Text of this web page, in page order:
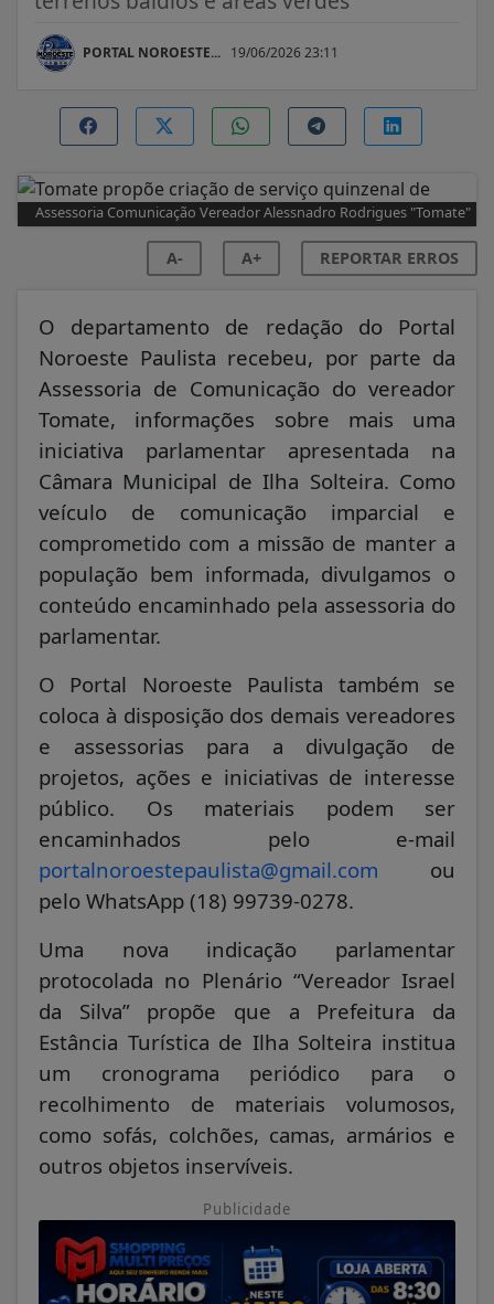
PORTAL NOROESTE... 19/06/2026 23:11
Assessoria Comunicação Vereador Alessnadro Rodrigues "Tomate"
A- A+ REPORTAR ERROS
O departamento de redação do Portal
Noroeste Paulista recebeu, por parte da
Assessoria de Comunicação do vereador
Tomate, informações sobre mais uma
iniciativa parlamentar apresentada na
Câmara Municipal de Ilha Solteira. Como
veículo de comunicação imparcial e
comprometido com a missão de manter a
população bem informada, divulgamos o
conteúdo encaminhado pela assessoria do
parlamentar.
O Portal Noroeste Paulista também se
coloca à disposição dos demais vereadores
e assessorias para a divulgação de
projetos, ações e iniciativas de interesse
público. Os materiais podem ser
encaminhados pelo e-mail
portalnoroestepaulista@gmail.com ou
pelo WhatsApp (18) 99739-0278.
Uma nova indicação parlamentar
protocolada no Plenário “Vereador Israel
da Silva” propõe que a Prefeitura da
Estância Turística de Ilha Solteira institua
um cronograma periódico para o
recolhimento de materiais volumosos,
como sofás, colchões, camas, armários e
outros objetos inservíveis.
Publicidade